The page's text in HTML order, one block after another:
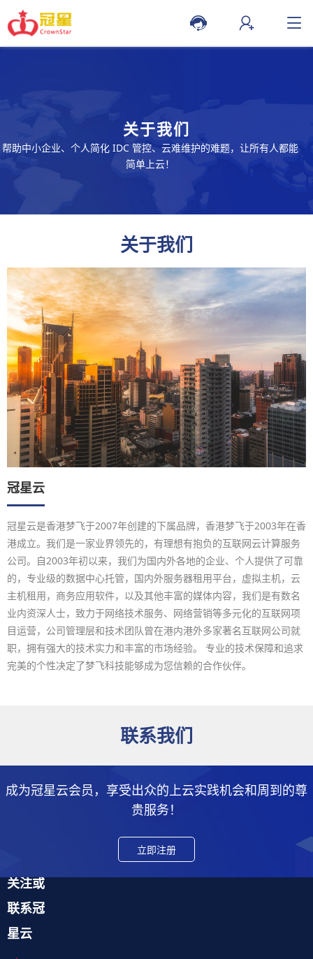
关于我们
帮助中小企业、个人简化 IDC 管控、云难维护的难题，让所有人都能
简单上云！
关于我们
冠星云
冠星云是香港梦飞于2007年创建的下属品牌，香港梦飞于2003年在香
港成立。我们是一家业界领先的，有理想有抱负的互联网云计算服务
公司。自2003年初以来，我们为国内外各地的企业、个人提供了可靠
的，专业级的数据中心托管，国内外服务器租用平台，虚拟主机，云
主机租用，商务应用软件，以及其他丰富的媒体内容，我们是有数名
业内资深人士，致力于网络技术服务、网络营销等多元化的互联网项
目运营，公司管理层和技术团队曾在港内港外多家著名互联网公司就
职，拥有强大的技术实力和丰富的市场经验。 专业的技术保障和追求
完美的个性决定了梦飞科技能够成为您信赖的合作伙伴。
联系我们
成为冠星云会员，享受出众的上云实践机会和周到的尊
贵服务！
立即注册
关注或
联系冠
星云